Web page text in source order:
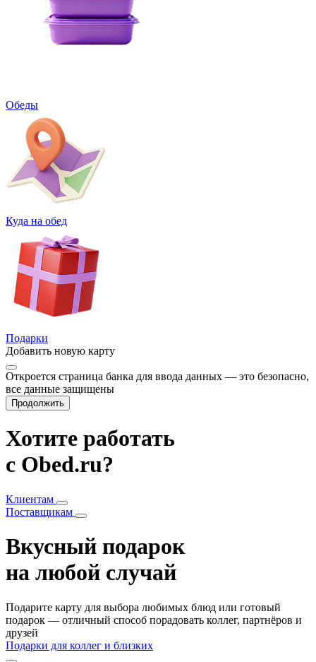
Обеды
Куда на обед
Подарки
Добавить новую карту
Откроется страница банка для ввода данных — это безопасно,
все данные защищены
Продолжить
Хотите работать
с Obed.ru?
Клиентам
Поставщикам
Вкусный подарок
на любой случай
Подарите карту для выбора любимых блюд или готовый
подарок — отличный способ порадовать коллег, партнёров и
друзей
Подарки для коллег и близких